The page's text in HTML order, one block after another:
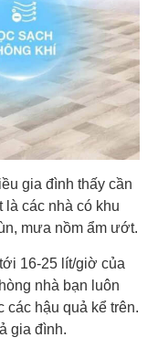
gia đình thấy cần
là các nhà có khu
mưa nồm ẩm ướt.
16-25 lít/giờ của
nhà bạn luôn
các hậu quả kể trên.
gia đình.